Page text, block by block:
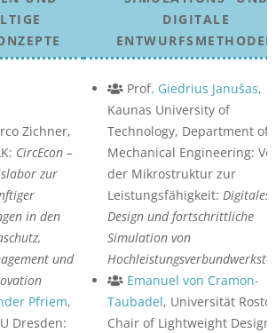
DIGITALE
ENTWURFSMETHODEN
Zichner,
CircEcon –
zur
in den
und
Pfriem,
Dresden:
Prof. Giedrius Janušas,
Kaunas University of
Technology, Department of
Mechanical Engineering:
der Mikrostruktur zur
Leistungsfähigkeit: Digitales
Design und fortschrittliche
Simulation von
Emanuel von Cramon-
Taubadel, Universität
Chair of Lightweight